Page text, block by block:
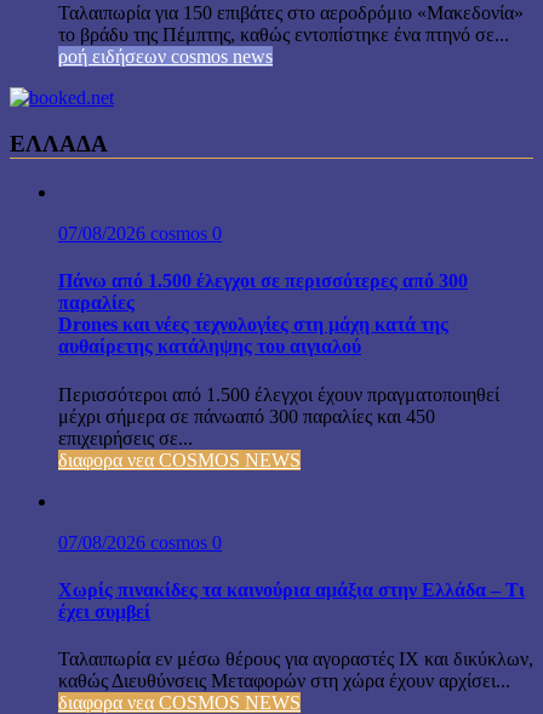
Ταλαιπωρία για 150 επιβάτες στο αεροδρόμιο «Μακεδονία»
το βράδυ της Πέμπτης, καθώς εντοπίστηκε ένα πτηνό σε...
ροή ειδήσεων cosmos news
ΕΛΛΑΔΑ
07/08/2026 cosmos 0
Πάνω από 1.500 έλεγχοι σε περισσότερες από 300
παραλίες
Drones και νέες τεχνολογίες στη μάχη κατά της
αυθαίρετης κατάληψης του αιγιαλού
Περισσότεροι από 1.500 έλεγχοι έχουν πραγματοποιηθεί
μέχρι σήμερα σε πάνωαπό 300 παραλίες και 450
επιχειρήσεις σε...
διαφορα νεα COSMOS NEWS
07/08/2026 cosmos 0
Χωρίς πινακίδες τα καινούρια αμάξια στην Ελλάδα – Τι
έχει συμβεί
Ταλαιπωρία εν μέσω θέρους για αγοραστές ΙΧ και δικύκλων,
καθώς Διευθύνσεις Μεταφορών στη χώρα έχουν αρχίσει...
διαφορα νεα COSMOS NEWS